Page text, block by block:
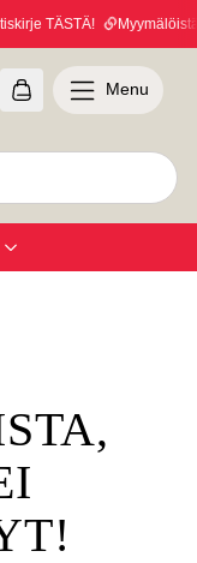
TÄSTÄ! Myymälöistä
Menu